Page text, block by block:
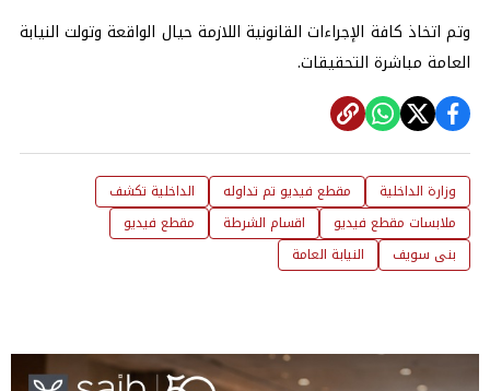
وتم اتخاذ كافة الإجراءات القانونية اللازمة حيال الواقعة وتولت النيابة
العامة مباشرة التحقيقات.
وزارة الداخلية مقطع فيديو تم تداوله
الداخلية تكشف
ملابسات مقطع فيديو
اقسام الشرطة
مقطع فيديو
بنى سويف
النيابة العامة